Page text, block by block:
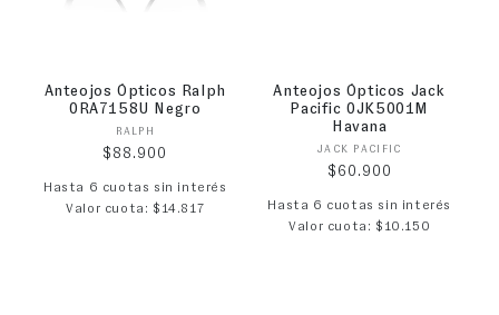
Anteojos Ópticos Ralph
0RA7158U Negro
Proveedor:
RALPH
Precio habitual
$88.900
Hasta 6 cuotas sin interés
Valor cuota: $14.817
Anteojos Ópticos Jack
Pacific 0JK5001M
Havana
Proveedor:
JACK PACIFIC
Precio habitual
$60.900
Hasta 6 cuotas sin interés
Valor cuota: $10.150